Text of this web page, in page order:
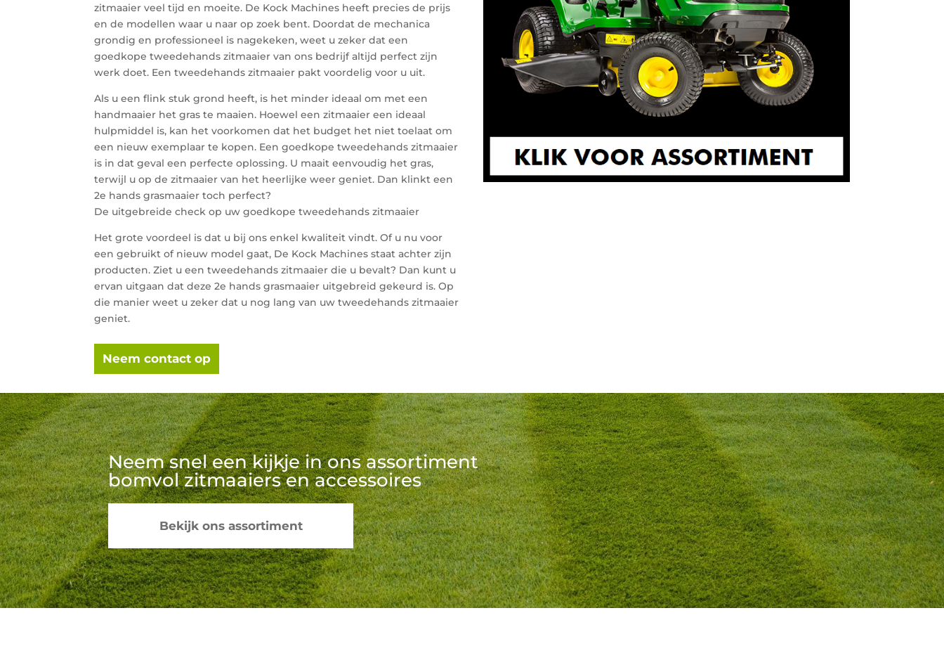
zitmaaier veel tijd en moeite. De Kock Machines heeft precies de prijs
en de modellen waar u naar op zoek bent. Doordat de mechanica
grondig en professioneel is nagekeken, weet u zeker dat een
goedkope tweedehands zitmaaier van ons bedrijf altijd perfect zijn
werk doet. Een tweedehands zitmaaier pakt voordelig voor u uit.
Als u een flink stuk grond heeft, is het minder ideaal om met een
handmaaier het gras te maaien. Hoewel een zitmaaier een ideaal
hulpmiddel is, kan het voorkomen dat het budget het niet toelaat om
een nieuw exemplaar te kopen. Een goedkope tweedehands zitmaaier
is in dat geval een perfecte oplossing. U maait eenvoudig het gras,
terwijl u op de zitmaaier van het heerlijke weer geniet. Dan klinkt een
2e hands grasmaaier toch perfect?
De uitgebreide check op uw goedkope tweedehands zitmaaier
Het grote voordeel is dat u bij ons enkel kwaliteit vindt. Of u nu voor
een gebruikt of nieuw model gaat, De Kock Machines staat achter zijn
producten. Ziet u een tweedehands zitmaaier die u bevalt? Dan kunt u
ervan uitgaan dat deze 2e hands grasmaaier uitgebreid gekeurd is. Op
die manier weet u zeker dat u nog lang van uw tweedehands zitmaaier
geniet.
Neem contact op
Neem snel een kijkje in ons assortiment
bomvol zitmaaiers en accessoires
Bekijk ons assortiment